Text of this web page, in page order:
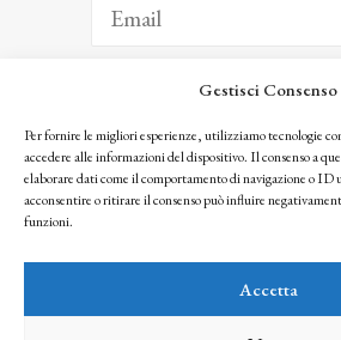
Gestisci Consenso
Per fornire le migliori esperienze, utilizziamo tecnologie
accedere alle informazioni del dispositivo. Il consenso a
elaborare dati come il comportamento di navigazione o ID
acconsentire o ritirare il consenso può influire
funzioni.
Accetta
ISCRIVITI
Facendo clic per iscriverti, riconosci che le tue
seguendo la nostra Privacy Policy
© 2025 Istituto Matteucci. All right reserved
l’autorizzazione scritta dei proprietari dei diritti e